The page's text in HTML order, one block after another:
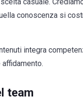
conoscenza si
integra
team